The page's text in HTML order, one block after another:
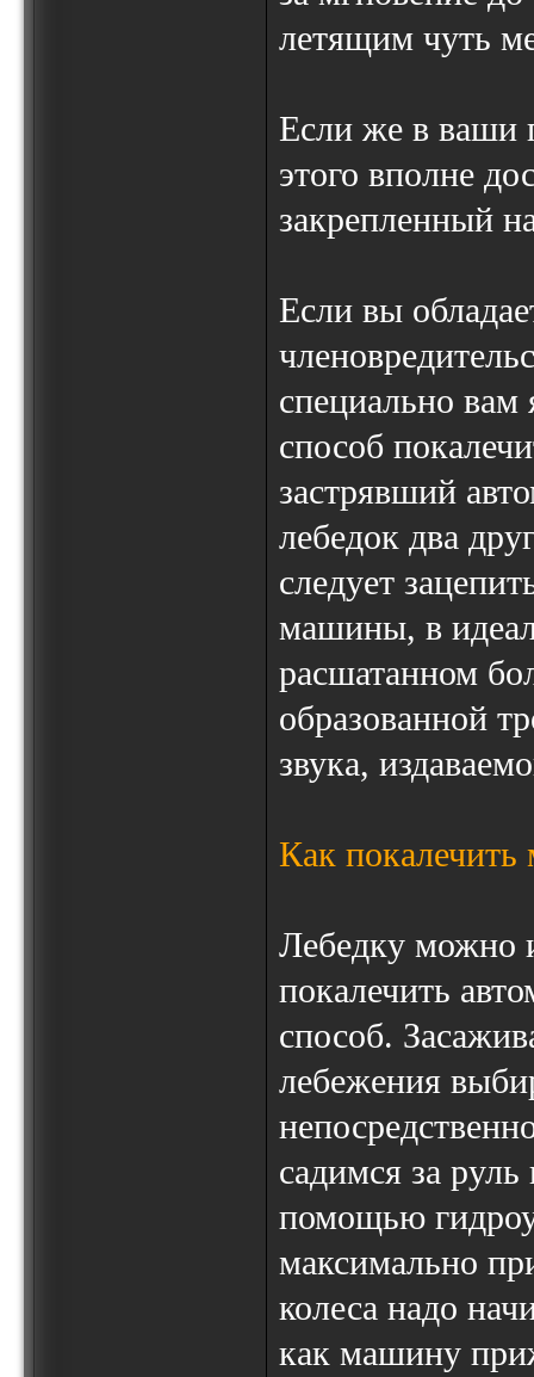
летящим чуть
Если же в ваши
этого вполне
закрепленный
Если вы
специально вам
способ
застрявший
лебедок два
следует
машины, в
расшатанном
образованной
звука,
Как
Лебедку можно
покалечить
способ.
лебежения
садимся за
помощью
максимально
колеса надо
как машину